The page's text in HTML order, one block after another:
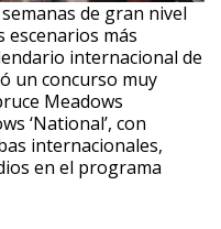
de gran nivel
escenarios más
internacional de
un concurso muy
Meadows
‘National’, con
internacionales,
en el programa